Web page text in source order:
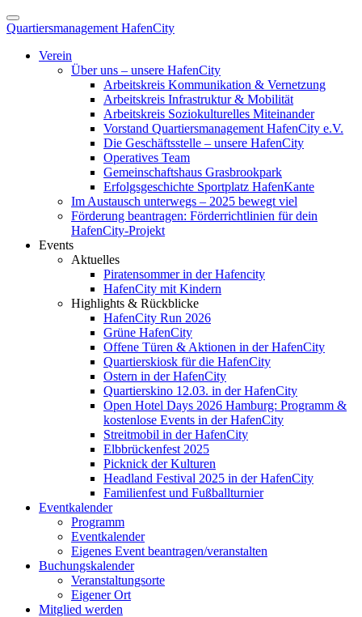
Quartiersmanagement HafenCity
Verein
Über uns – unsere HafenCity
Arbeitskreis Kommunikation & Vernetzung
Arbeitskreis Infrastruktur & Mobilität
Arbeitskreis Soziokulturelles Miteinander
Vorstand Quartiersmanagement HafenCity e.V.
Die Geschäftsstelle – unsere HafenCity
Operatives Team
Gemeinschaftshaus Grasbrookpark
Erfolgsgeschichte Sportplatz HafenKante
Im Austausch unterwegs – 2025 bewegt viel
Förderung beantragen: Förderrichtlinien für dein
HafenCity-Projekt
Events
Aktuelles
Piratensommer in der Hafencity
HafenCity mit Kindern
Highlights & Rückblicke
HafenCity Run 2026
Grüne HafenCity
Offene Türen & Aktionen in der HafenCity
Quartierskiosk für die HafenCity
Ostern in der HafenCity
Quartierskino 12.03. in der HafenCity
Open Hotel Days 2026 Hamburg: Programm &
kostenlose Events in der HafenCity
Streitmobil in der HafenCity
Elbbrückenfest 2025
Picknick der Kulturen
Headland Festival 2025 in der HafenCity
Familienfest und Fußballturnier
Eventkalender
Programm
Eventkalender
Eigenes Event beantragen/veranstalten
Buchungskalender
Veranstaltungsorte
Eigener Ort
Mitglied werden